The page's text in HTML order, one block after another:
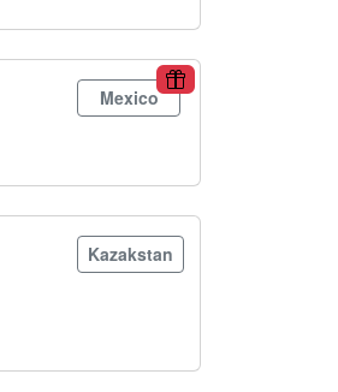
Mexico
Kazakstan